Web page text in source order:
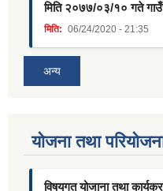
मिति २०७७/०३/१० गते
मिति: 06/24/2020 - 21:35
अन्य
याेजना तथा
विषयगत योजाना तथा